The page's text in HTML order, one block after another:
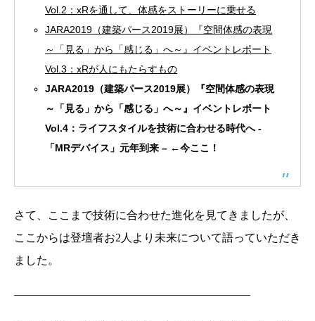
Vol.2：xRを通して、体感をストーリーに乗せる
JARA2019（建築パース2019展）『空間体感の表現
～「見る」から「感じる」へ～』イベントレポート
Vol.3：xRが人にもたらすもの
JARA2019（建築パース2019展）『空間体感の表現
～「見る」から「感じる」へ～』イベントレポート
Vol.4：ライフスタイルを技術に合わせる時代へ -
「MRデバイス」元年到来 – ←今ここ！
さて、ここまで技術に合わせた進化を見てきましたが、
ここからは登壇者お2人より未来について語っていただき
ました。
—————————————————————